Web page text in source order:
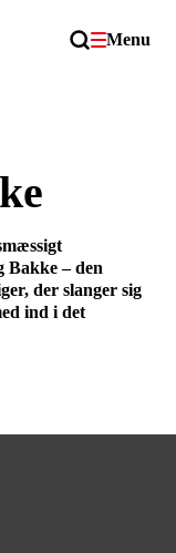
Menu
Bakke – den
der slanger sig
ind i det